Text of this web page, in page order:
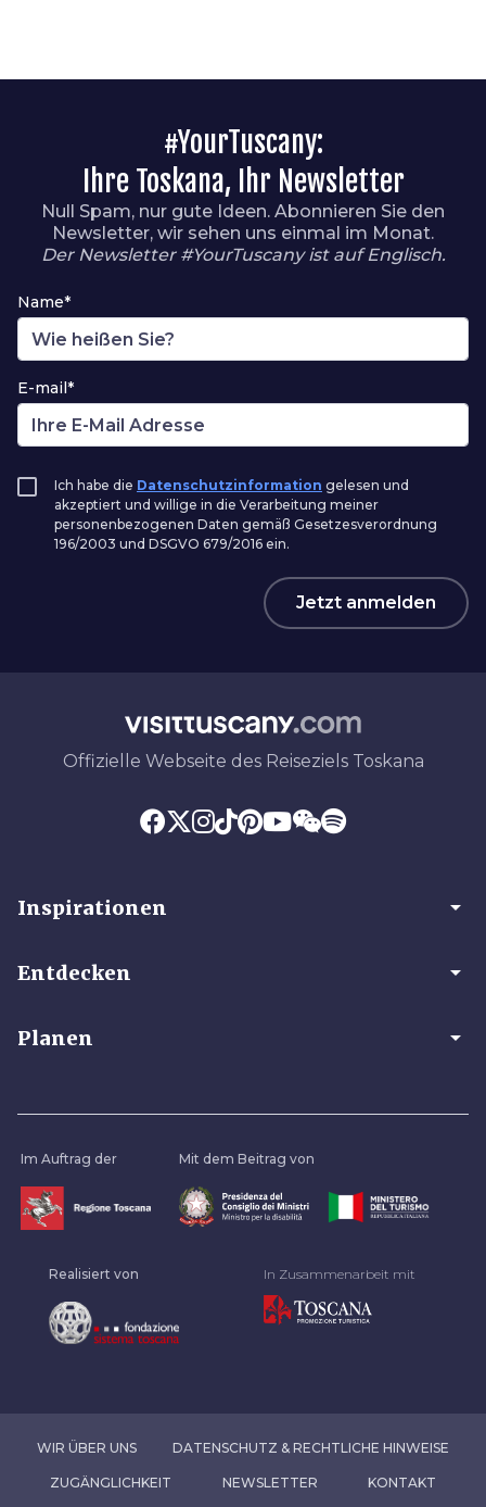
#YourTuscany:
Ihre Toskana, Ihr Newsletter
Null Spam, nur gute Ideen. Abonnieren Sie den
Newsletter, wir sehen uns einmal im Monat.
Der Newsletter #YourTuscany ist auf Englisch.
Name*
E-mail*
Ich habe die Datenschutzinformation gelesen und
akzeptiert und willige in die Verarbeitung meiner
personenbezogenen Daten gemäß Gesetzesverordnung
196/2003 und DSGVO 679/2016 ein.
Jetzt anmelden
Offizielle Webseite des Reiseziels Toskana
Inspirationen arrow_drop_down
Entdecken arrow_drop_down
Planen arrow_drop_down
Im Auftrag der Mit dem Beitrag von
Realisiert von In Zusammenarbeit mit
WIR ÜBER UNS DATENSCHUTZ & RECHTLICHE HINWEISE
ZUGÄNGLICHKEIT NEWSLETTER KONTAKT